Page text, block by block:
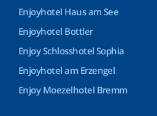
Enjoyhotel Haus am See
Enjoyhotel Bottler
Enjoy Schlosshotel Sophia
Enjoyhotel am Erzengel
Enjoy Moezelhotel Bremm